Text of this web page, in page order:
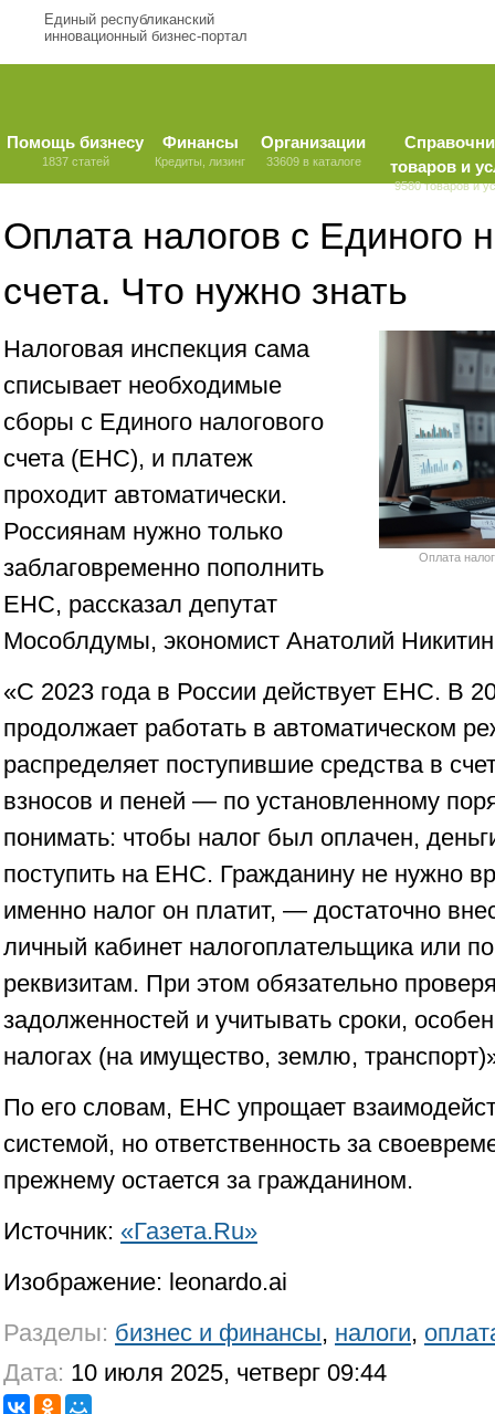
Единый республиканский
инновационный бизнес-портал
Помощь бизнесу
1837 статей
Финансы
Кредиты, лизинг
Организации
33609 в каталоге
товаров и
9580 товаров и
Оплата налогов с Единого
счета. Что нужно знать
Оплата
Налоговая инспекция сама
списывает необходимые
сборы с Единого налогового
счета (ЕНС), и платеж
проходит автоматически.
Россиянам нужно только
заблаговременно пополнить
ЕНС, рассказал депутат
Мособлдумы, экономист Анатолий
«С 2023 года в России действует ЕНС. В
продолжает работать в автоматическом
распределяет поступившие средства в
взносов и пеней — по установленному
понимать: чтобы налог был оплачен,
поступить на ЕНС. Гражданину не нужно
именно налог он платит, — достаточно
личный кабинет налогоплательщика или
реквизитам. При этом обязательно
задолженностей и учитывать сроки,
налогах (на имущество, землю,
По его словам, ЕНС упрощает
системой, но ответственность за
прежнему остается за гражданином.
Источник: «Газета.Ru»
Изображение: leonardo.ai
Разделы: бизнес и финансы, налоги,
Дата: 10 июля 2025, четверг 09:44